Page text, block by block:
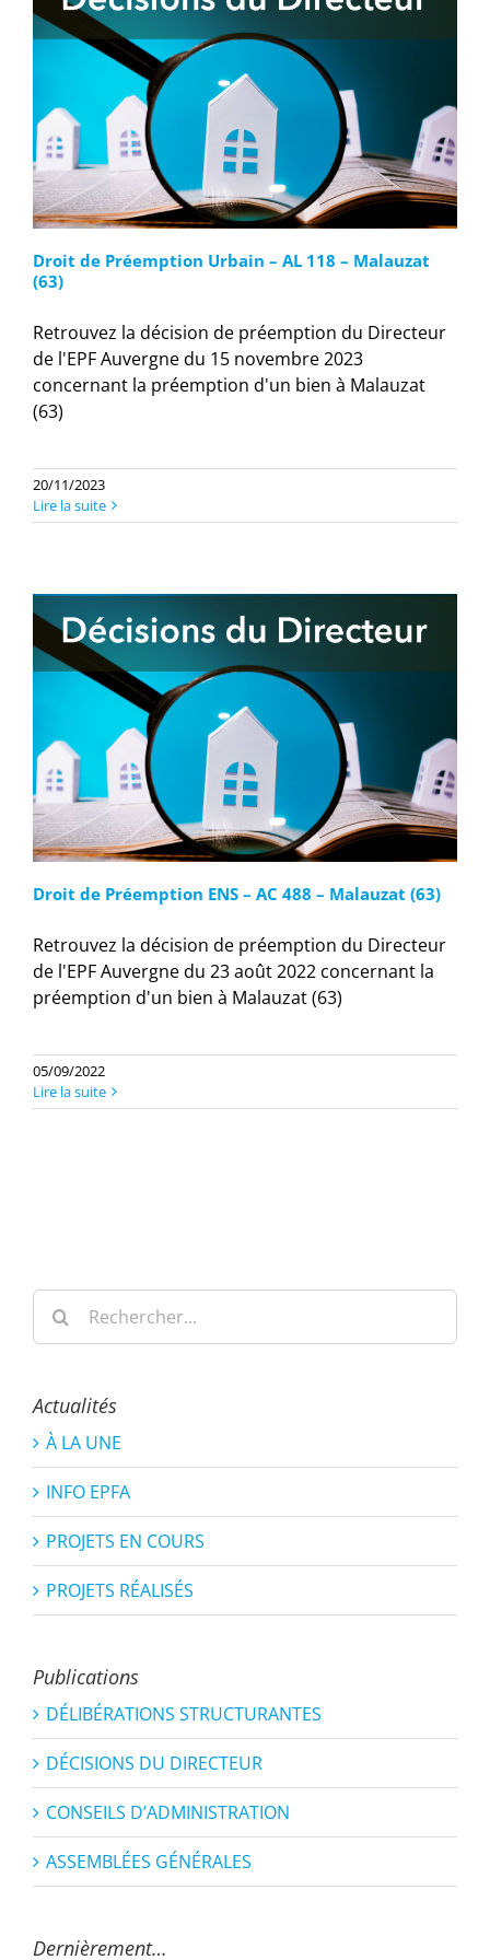
Droit de Préemption Urbain – AL 118 – Malauzat
(63)
Retrouvez la décision de préemption du Directeur
de l'EPF Auvergne du 15 novembre 2023
concernant la préemption d'un bien à Malauzat
(63)
20/11/2023
Lire la suite
Droit de Préemption ENS – AC 488 – Malauzat (63)
Retrouvez la décision de préemption du Directeur
de l'EPF Auvergne du 23 août 2022 concernant la
préemption d'un bien à Malauzat (63)
05/09/2022
Lire la suite
Rechercher:
Actualités
À LA UNE
INFO EPFA
PROJETS EN COURS
PROJETS RÉALISÉS
Publications
DÉLIBÉRATIONS STRUCTURANTES
DÉCISIONS DU DIRECTEUR
CONSEILS D’ADMINISTRATION
ASSEMBLÉES GÉNÉRALES
Dernièrement…